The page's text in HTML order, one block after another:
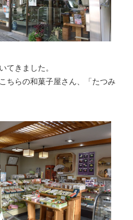
てきました。
ちらの和菓子屋さん、「たつみ